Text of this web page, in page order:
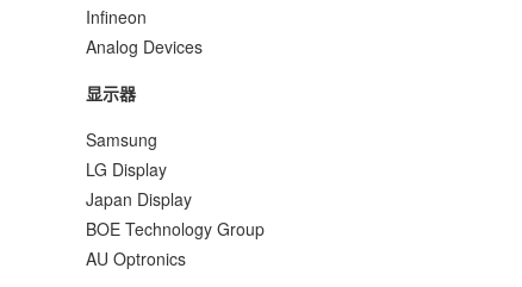
Infineon
Analog Devices
显示器
Samsung
LG Display
Japan Display
BOE Technology Group
AU Optronics